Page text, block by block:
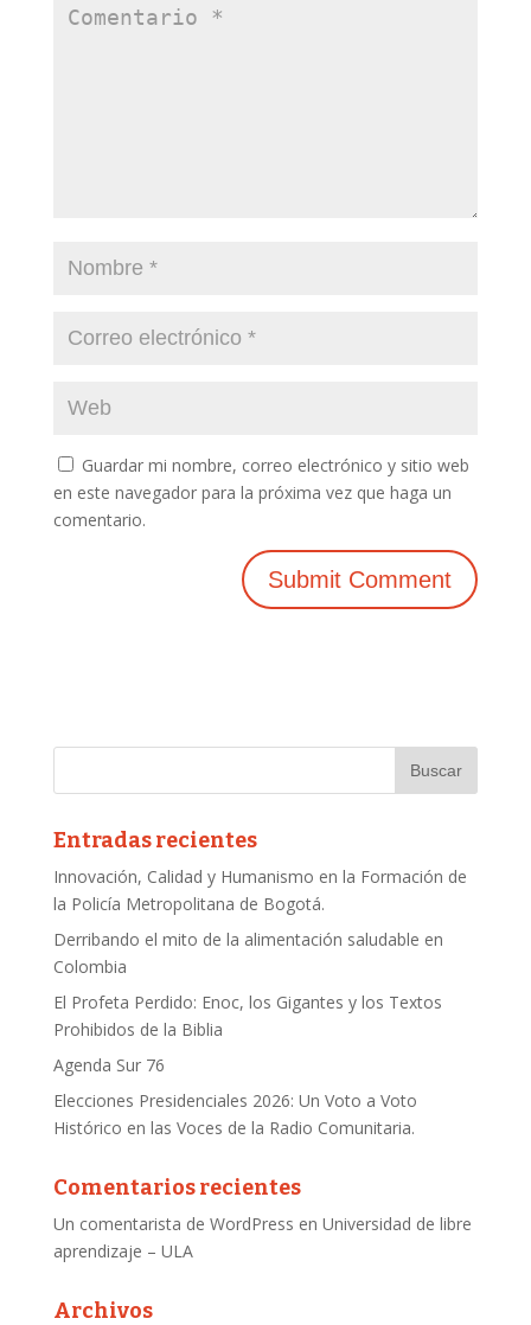
Guardar mi nombre, correo electrónico y sitio web
en este navegador para la próxima vez que haga un
comentario.
Entradas recientes
Innovación, Calidad y Humanismo en la Formación de
la Policía Metropolitana de Bogotá.
Derribando el mito de la alimentación saludable en
Colombia
El Profeta Perdido: Enoc, los Gigantes y los Textos
Prohibidos de la Biblia
Agenda Sur 76
Elecciones Presidenciales 2026: Un Voto a Voto
Histórico en las Voces de la Radio Comunitaria.
Comentarios recientes
Un comentarista de WordPress en Universidad de libre
aprendizaje – ULA
Archivos